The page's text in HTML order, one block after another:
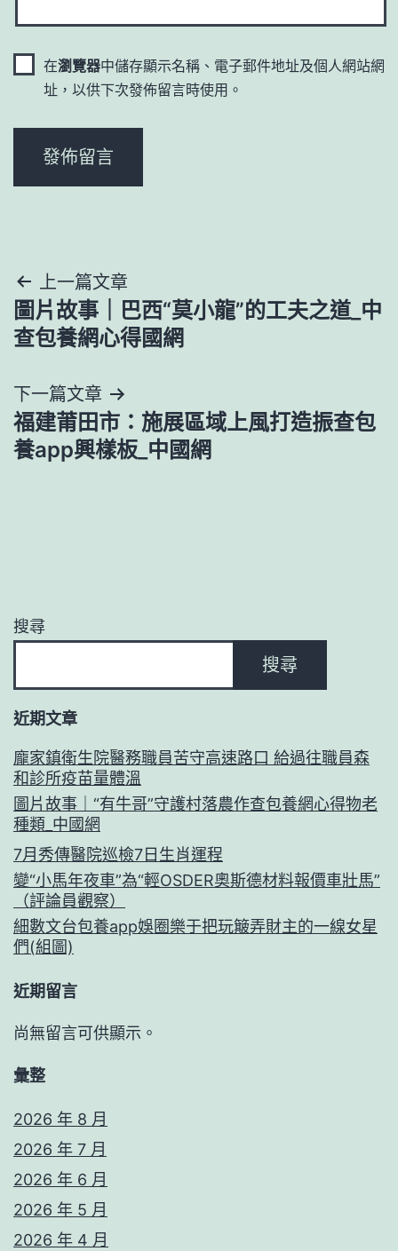
在瀏覽器中儲存顯示名稱、電子郵件地址及個人網站網
址，以供下次發佈留言時使用。
文
章
覽
上一篇文章
圖片故事｜巴西“莫小龍”的工夫之道_中
查包養網心得國網
下一篇文章
福建莆田市：施展區域上風打造振查包
養app興樣板_中國網
搜尋
搜尋
近期文章
龐家鎮衛生院醫務職員苦守高速路口 給過往職員森
和診所疫苗量體溫
圖片故事｜“有牛哥”守護村落農作查包養網心得物老
種類_中國網
7月秀傳醫院巡檢7日生肖運程
變“小馬年夜車”為“輕OSDER奧斯德材料報價車壯馬”
（評論員觀察）
細數文台包養app娛圈樂于把玩簸弄財主的一線女星
們(組圖)
近期留言
尚無留言可供顯示。
彙整
2026 年 8 月
2026 年 7 月
2026 年 6 月
2026 年 5 月
2026 年 4 月